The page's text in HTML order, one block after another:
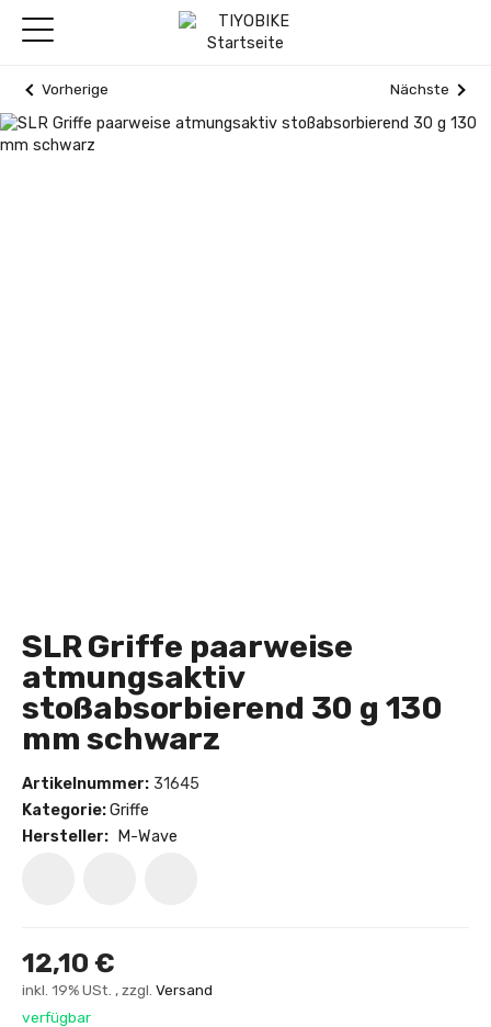
Vorherige Nächste
SLR Griffe paarweise
atmungsaktiv
stoßabsorbierend 30 g 130
mm schwarz
Artikelnummer: 31645
Kategorie:Griffe
Hersteller:
M-Wave
12,10 €
inkl. 19% USt. , zzgl. Versand
verfügbar